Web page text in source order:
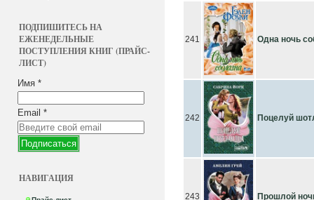
ПОДПИШИТЕСЬ НА
ЕЖЕНЕДЕЛЬНЫЕ
ПОСТУПЛЕНИЯ КНИГ (ПРАЙС-
ЛИСТ)
Имя *
Email *
НАВИГАЦИЯ
241 Одна ночь
242 Поцелуй
243 Прошлой